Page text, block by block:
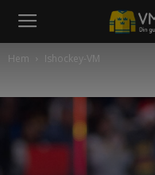
Hem Ishockey-VM